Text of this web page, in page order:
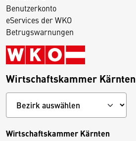
Benutzerkonto
eServices der WKO
Betrugswarnungen
Wirtschaftskammer Kärnten
Wirtschaftskammer Kärnten